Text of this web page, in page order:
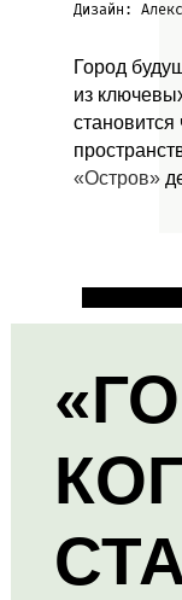
Дизайн:
Город
из
«Остров»